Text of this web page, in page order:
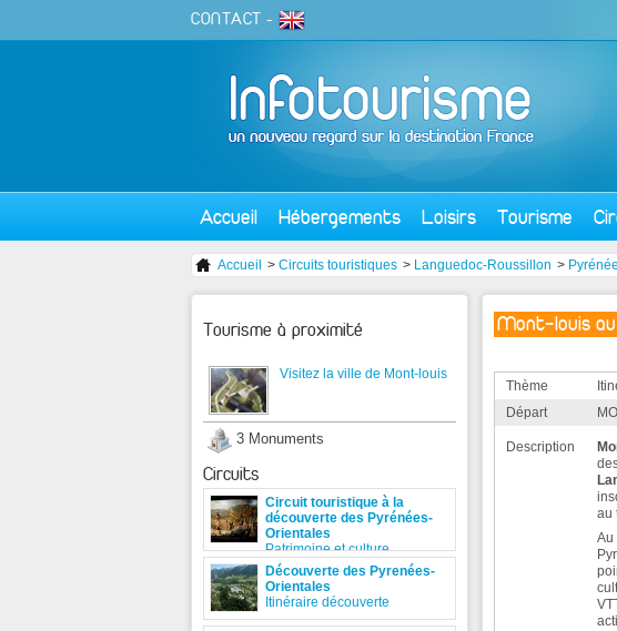
CONTACT -
Accueil Hébergements Loisirs Tourisme
Accueil > Circuits touristiques > Languedoc-Roussillon >
Mont-louis au
Thème
Départ
Description
au
Tourisme à proximité
Visitez la ville de Mont-louis
3 Monuments
Circuits
Circuit touristique à la
découverte des Pyrénées-
Orientales
Patrimoine et culture
Découverte des Pyrenées-
Orientales
Itinéraire découverte